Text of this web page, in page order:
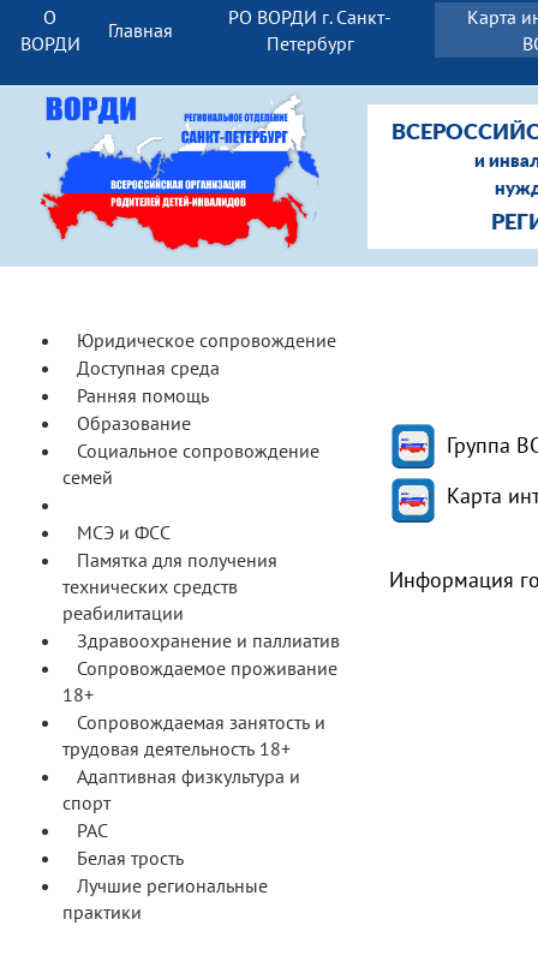
О
ВОРДИ
Главная
РО ВОРДИ г. Санкт-
Петербург
Карта
и
Юридическое сопровождение
Доступная среда
Ранняя помощь
Образование
Социальное сопровождение
семей
МСЭ и ФСС
Памятка для получения
технических средств
реабилитации
Здравоохранение и паллиатив
Сопровождаемое проживание
18+
Сопровождаемая занятость и
трудовая деятельность 18+
Адаптивная физкультура и
спорт
РАС
Белая трость
Лучшие региональные
практики
Группа
Карта
Информация